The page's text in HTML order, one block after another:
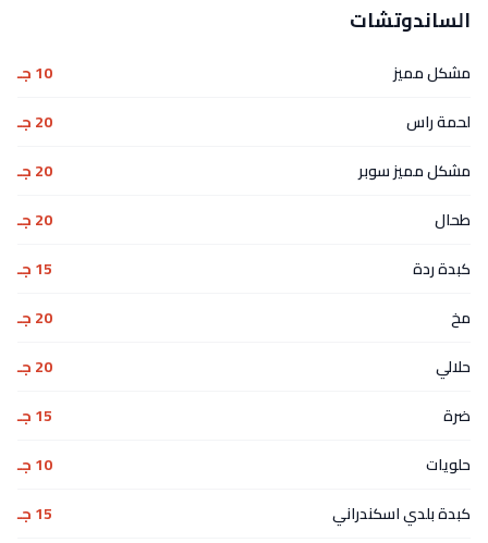
الساندوتشات
مشكل مميز
10 جـ
لحمة راس
20 جـ
مشكل مميز سوبر
20 جـ
طحال
20 جـ
كبدة ردة
15 جـ
مخ
20 جـ
حلالي
20 جـ
ضرة
15 جـ
حلويات
10 جـ
كبدة بلدي اسكندراني
15 جـ